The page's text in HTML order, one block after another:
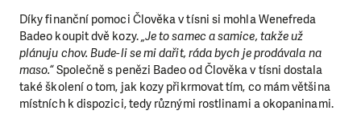
Díky finanční pomoci Člověka v tísni si mohla Wenefreda
Badeo koupit dvě kozy.„Je to samec a samice, takže už
plánuju chov. Bude-li se mi dařit, ráda bych je prodávala na
maso.“Společně s penězi Badeo od Člověka v tísni dostala
také školení o tom, jak kozy přikrmovat tím, co mám většina
místních k dispozici, tedy různými rostlinami a okopaninami.